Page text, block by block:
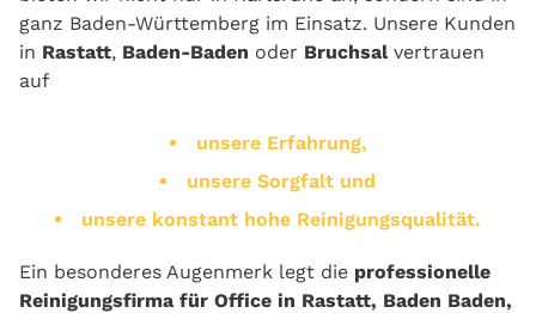
ganz Baden-Württemberg im Einsatz. Unsere Kunden
in Rastatt, Baden-Baden oder Bruchsal vertrauen
auf
unsere Erfahrung,
unsere Sorgfalt und
unsere konstant hohe Reinigungsqualität.
Ein besonderes Augenmerk legt die professionelle
Reinigungsfirma für Office in Rastatt, Baden Baden,